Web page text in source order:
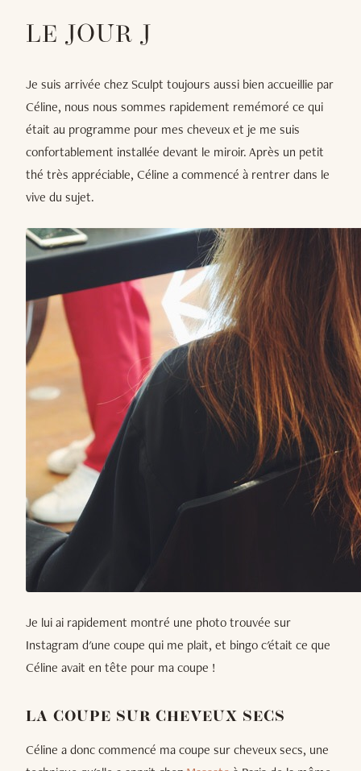
LE JOUR J
Je suis arrivée chez Sculpt toujours aussi bien accueillie par
Céline, nous nous sommes rapidement remémoré ce qui
était au programme pour mes cheveux et je me suis
confortablement installée devant le miroir. Après un petit
thé très appréciable, Céline a commencé à rentrer dans le
vive du sujet.
Je lui ai rapidement montré une photo trouvée sur
Instagram d'une coupe qui me plait, et bingo c'était ce que
Céline avait en tête pour ma coupe !
LA COUPE SUR CHEVEUX SECS
Céline a donc commencé ma coupe sur cheveux secs, une